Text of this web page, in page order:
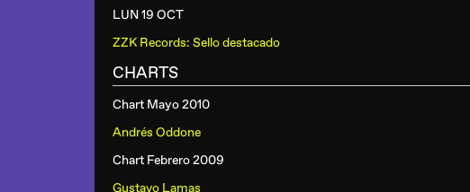
LUN 19 OCT
ZZK Records: Sello destacado
CHARTS
Chart Mayo 2010
Andrés Oddone
Chart Febrero 2009
Gustavo Lamas